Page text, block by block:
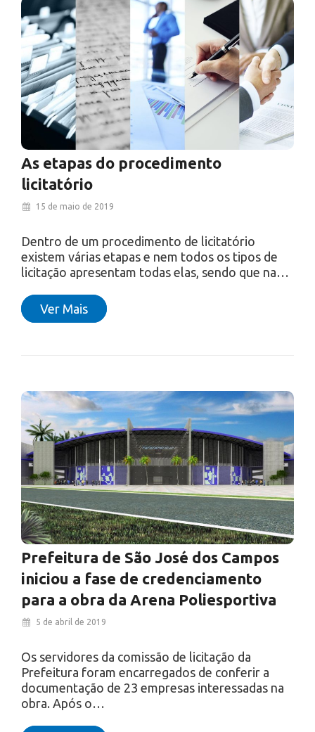
As etapas do procedimento
licitatório
15 de maio de 2019
Dentro de um procedimento de licitatório
existem várias etapas e nem todos os tipos de
licitação apresentam todas elas, sendo que na…
Ver Mais
Prefeitura de São José dos Campos
iniciou a fase de credenciamento
para a obra da Arena Poliesportiva
5 de abril de 2019
Os servidores da comissão de licitação da
Prefeitura foram encarregados de conferir a
documentação de 23 empresas interessadas na
obra. Após o…